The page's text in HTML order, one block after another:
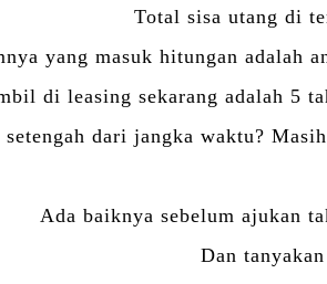
Total sisa utang di
yang masuk hitungan adalah
di leasing sekarang adalah 5
dari jangka waktu?
Ada baiknya sebelum ajukan
Dan